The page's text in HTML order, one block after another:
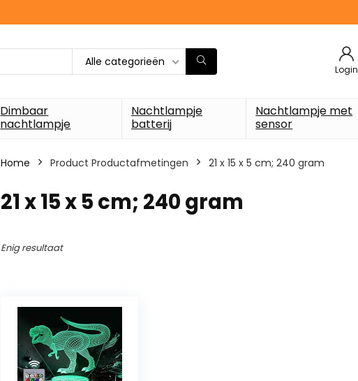
Alle categorieën
Login
Dimbaar
nachtlampje
Nachtlampje
batterij
Nachtlampje met
sensor
Home Product Productafmetingen ‎21 x 15 x 5 cm; 240 gram
‎21 x 15 x 5 cm; 240 gram
Enig resultaat